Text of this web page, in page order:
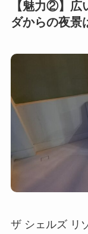
【魅力②】広
ダからの夜景
ザ シェルズ リ